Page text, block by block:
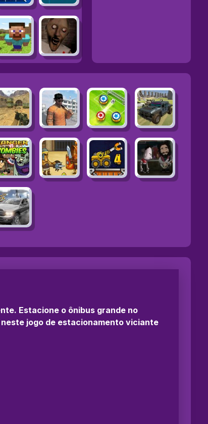
Estacione o ônibus grande no
jogo de estacionamento viciante